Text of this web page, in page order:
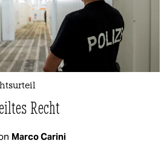
Recht
Marco Carini